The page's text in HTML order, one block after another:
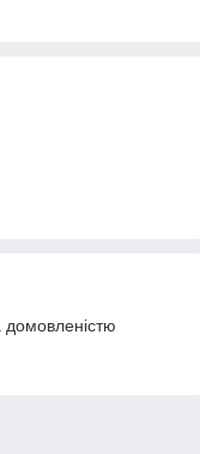
домовленістю